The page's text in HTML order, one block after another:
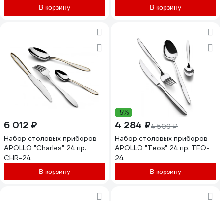
В корзину В корзину
6 012 ₽
Набор столовых приборов
APOLLO "Charles" 24 пр.
CHR-24
В корзину
-5%
4 284 ₽4 509 ₽
Набор столовых приборов
APOLLO "Teos" 24 пр. TEO-
24
В корзину